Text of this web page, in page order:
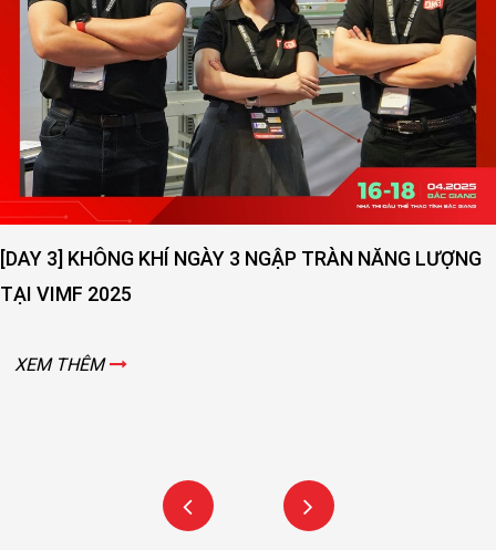
[DAY 2] SỨC NÓNG NGÀY THỨ 2 VẪN ĐANG LAN
VIMF 2025 – BẮC GIANG!
XEM THÊM